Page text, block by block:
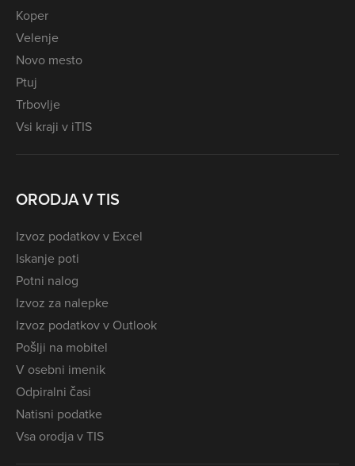
Koper
Velenje
Novo mesto
Ptuj
Trbovlje
Vsi kraji v iTIS
ORODJA V TIS
Izvoz podatkov v Excel
Iskanje poti
Potni nalog
Izvoz za nalepke
Izvoz podatkov v Outlook
Pošlji na mobitel
V osebni imenik
Odpiralni časi
Natisni podatke
Vsa orodja v TIS